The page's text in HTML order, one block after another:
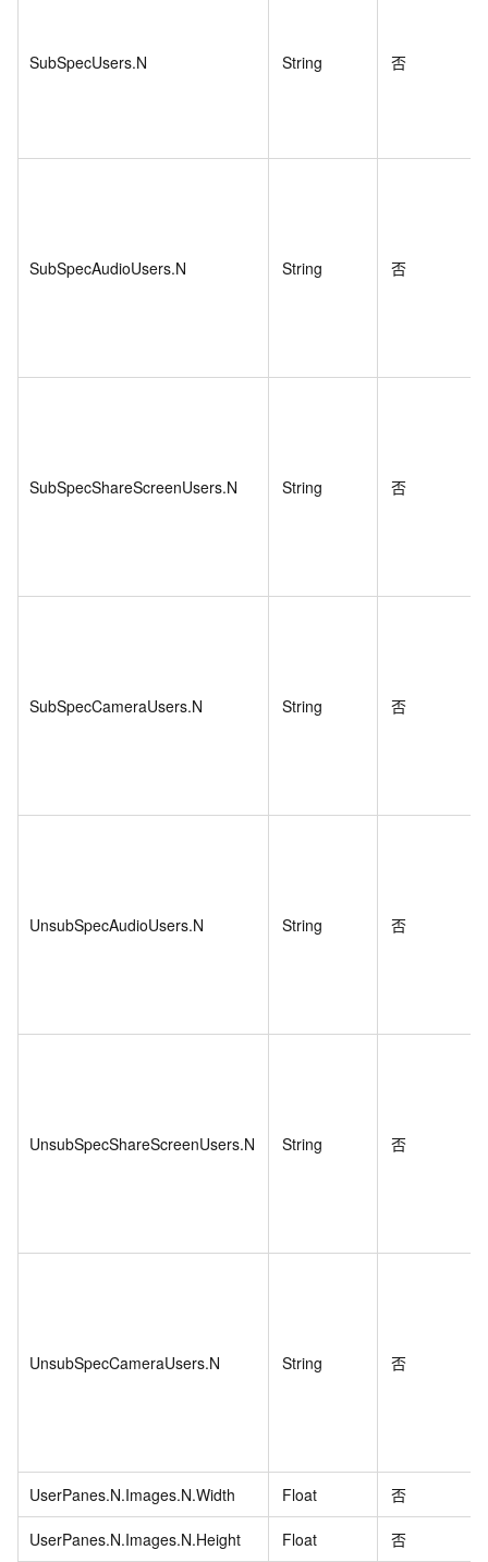
SubSpecUsers.N String 否
SubSpecAudioUsers.N String 否
SubSpecShareScreenUsers.N String 否
SubSpecCameraUsers.N String 否
UnsubSpecAudioUsers.N String 否
UnsubSpecShareScreenUsers.N String 否
UnsubSpecCameraUsers.N String 否
UserPanes.N.Images.N.Width Float 否
UserPanes.N.Images.N.Height Float 否